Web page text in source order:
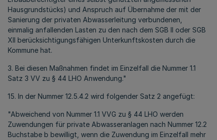
Hausgrundstücks) und Anspruch auf Übernahme der mit der
Sanierung der privaten Abwasserleitung verbundenen,
einmalig anfallenden Lasten zu den nach dem SGB II oder SGB
XII berücksichtigungsfähigen Unterkunftskosten durch die
Kommune hat.
3. Bei diesen Maßnahmen findet im Einzelfall die Nummer 1.1
Satz 3 VV zu § 44 LHO Anwendung."
15. In der Nummer 12.5.4.2 wird folgender Satz 2 angefügt:
"Abweichend von Nummer 1.1 VVG zu § 44 LHO werden
Zuwendungen für private Abwasseranlagen nach Nummer 12.2
Buchstabe b bewilligt, wenn die Zuwendung im Einzelfall mehr